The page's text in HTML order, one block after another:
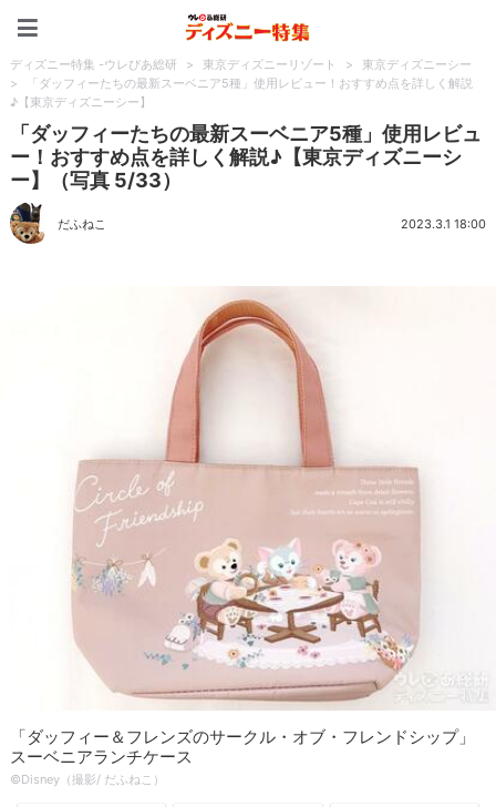
ディズニー特集 -ウレぴあ総研 > 東京ディズニーリゾート >
東京ディズニーシー
>
「ダッフィーたちの最新スーベニア5種」使用レビュー！おすすめ点を詳しく解説
♪【東京ディズニーシー】
「ダッフィーたちの最新スーベニア5種」使用レビュ
ー！おすすめ点を詳しく解説♪【東京ディズニーシ
ー】（写真 5/33）
だふねこ 2023.3.1 18:00
「ダッフィー＆フレンズのサークル・オブ・フレンドシップ」
スーベニアランチケース
©Disney（撮影/ だふねこ）